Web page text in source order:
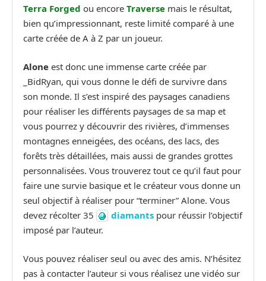
Terra Forged ou encore Traverse mais le résultat,
bien qu’impressionnant, reste limité comparé à une
carte créée de A à Z par un joueur.
Alone est donc une immense carte créée par
_BidRyan, qui vous donne le défi de survivre dans
son monde. Il s’est inspiré des paysages canadiens
pour réaliser les différents paysages de sa map et
vous pourrez y découvrir des rivières, d’immenses
montagnes enneigées, des océans, des lacs, des
forêts très détaillées, mais aussi de grandes grottes
personnalisées. Vous trouverez tout ce qu’il faut pour
faire une survie basique et le créateur vous donne un
seul objectif à réaliser pour “terminer” Alone. Vous
devez récolter 35
diamants pour réussir l’objectif
imposé par l’auteur.
Vous pouvez réaliser seul ou avec des amis. N’hésitez
pas à contacter l’auteur si vous réalisez une vidéo sur